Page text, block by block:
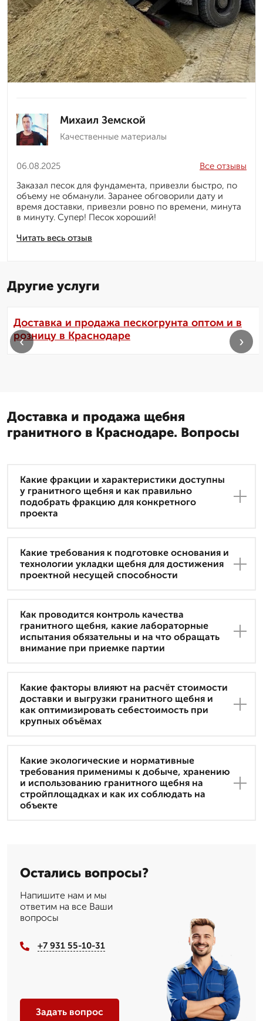
Михаил Земской
Качественные материалы
06.08.2025
Читать весь отзыв
Все отзывы
Заказал песок для фундамента, привезли быстро, по
объему не обманули. Заранее обговорили дату и
время доставки, привезли ровно по времени, минута
в минуту. Супер! Песок хороший!
Другие услуги
Доставка и продажа пескогрунта оптом и в
розницу в Краснодаре
‹ ›
Доставка и продажа щебня
гранитного в Краснодаре. Вопросы
Какие фракции и характеристики доступны
у гранитного щебня и как правильно
подобрать фракцию для конкретного
проекта
Какие требования к подготовке основания и
технологии укладки щебня для достижения
проектной несущей способности
Как проводится контроль качества
гранитного щебня, какие лабораторные
испытания обязательны и на что обращать
внимание при приемке партии
Какие факторы влияют на расчёт стоимости
доставки и выгрузки гранитного щебня и
как оптимизировать себестоимость при
крупных объёмах
Какие экологические и нормативные
требования применимы к добыче, хранению
и использованию гранитного щебня на
стройплощадках и как их соблюдать на
объекте
Остались вопросы?
Напишите нам и мы
ответим на все Ваши
вопросы
+7 931 55-10-31
Задать вопрос